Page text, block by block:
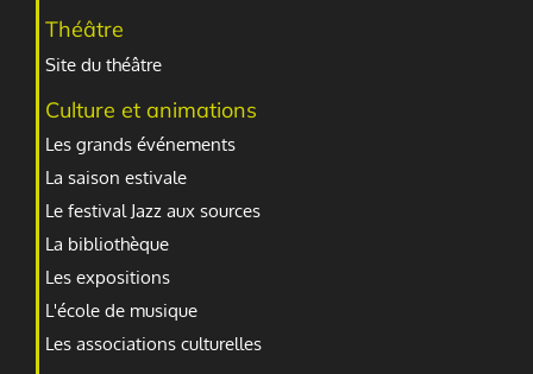
Théâtre
Site du théâtre
Culture et animations
Les grands événements
La saison estivale
Le festival Jazz aux sources
La bibliothèque
Les expositions
L'école de musique
Les associations culturelles